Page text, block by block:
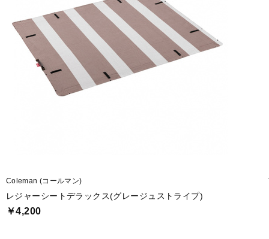
Coleman (コールマン)
レジャーシートデラックス(グレージュストライプ)
￥4,200